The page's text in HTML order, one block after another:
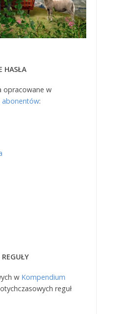
HASŁA
opracowane w
abonentów:
w Kompendium
reguł